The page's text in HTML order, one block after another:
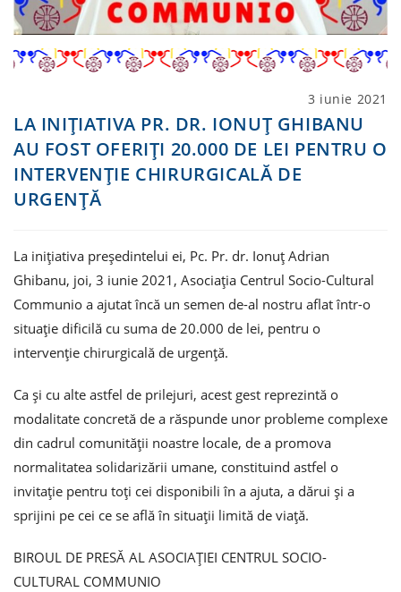
Post
published:
3 iunie 2021
LA INIȚIATIVA PR. DR. IONUȚ GHIBANU
AU FOST OFERIȚI 20.000 DE LEI PENTRU O
INTERVENȚIE CHIRURGICALĂ DE
URGENȚĂ
La inițiativa președintelui ei, Pc. Pr. dr. Ionuț Adrian
Ghibanu, joi, 3 iunie 2021, Asociația Centrul Socio-Cultural
Communio a ajutat încă un semen de-al nostru aflat într-o
situație dificilă cu suma de 20.000 de lei, pentru o
intervenție chirurgicală de urgență.
Ca și cu alte astfel de prilejuri, acest gest reprezintă o
modalitate concretă de a răspunde unor probleme complexe
din cadrul comunității noastre locale, de a promova
normalitatea solidarizării umane, constituind astfel o
invitație pentru toți cei disponibili în a ajuta, a dărui și a
sprijini pe cei ce se află în situații limită de viață.
BIROUL DE PRESĂ AL ASOCIAȚIEI CENTRUL SOCIO-
CULTURAL COMMUNIO